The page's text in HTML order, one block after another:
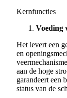
Kernfuncties
Voeding
Het levert een
en
aan de hoge
garandeert een
status van de